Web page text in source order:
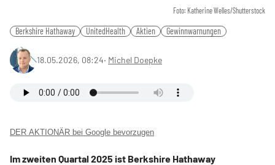
Foto: Katherine Welles/Shutterstock
Berkshire Hathaway UnitedHealth Aktien Gewinnwarnungen
18.05.2026, 08:24‧ Michel Doepke
DER AKTIONÄR bei Google bevorzugen
Im zweiten Quartal 2025 ist Berkshire Hathaway